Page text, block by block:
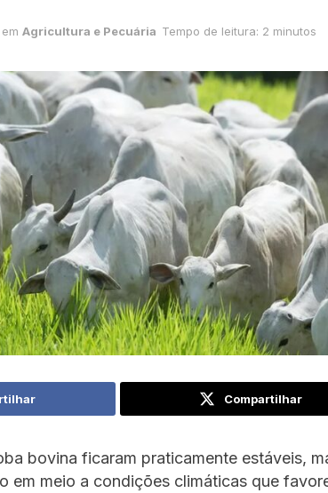
em Agricultura e Pecuária Tempo de leitura: 2 minutos
Compartilhar
bovina ficaram praticamente estáveis,
em meio a condições climáticas que